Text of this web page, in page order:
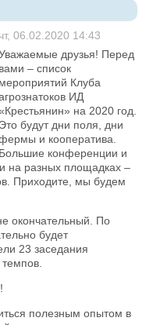
чт, 06.02.2020 14:43
друзья! Перед
вами – список
мероприятий Клуба
ИД
на 2020 год.
Это будут дни поля, дни
и кооператива.
Большие конференции и
на разных площадках –
Приходите, мы будем
окончательный. По
будет
23 заседания
полезным опытом в